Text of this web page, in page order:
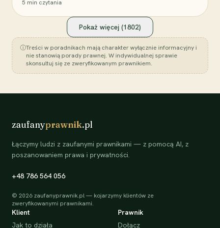
5 min czytania
Pokaż więcej (1802)
ⓘTreści w poradnikach mają charakter wyłącznie informacyjny i
nie stanowią porady prawnej. W indywidualnej sprawie
skonsultuj się ze zweryfikowanym prawnikiem.
zaufanyprawnik.pl
Łączymy ludzi z zaufanymi prawnikami — z pomocą AI, z
poszanowaniem prawa i prywatności.
+48 786 564 056
© 2026 zaufanyprawnik.pl — kojarzymy klientów ze
zweryfikowanymi prawnikami.
Klient
Jak to działa
Prawnik
Dołącz